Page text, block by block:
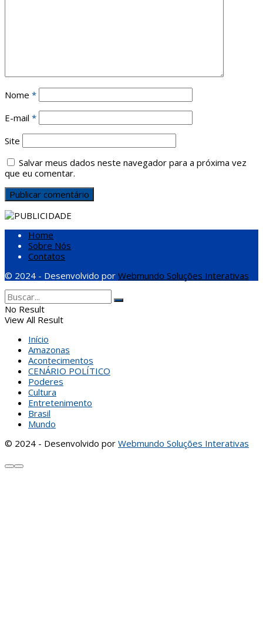
Nome *
E-mail *
Site
Salvar meus dados neste navegador para a próxima vez
que eu comentar.
Home
Sobre Nós
Contatos
© 2024 - Desenvolvido por Webmundo Soluções Interativas
No Result
View All Result
Início
Amazonas
Acontecimentos
CENÁRIO POLÍTICO
Poderes
Cultura
Entretenimento
Brasil
Mundo
© 2024 - Desenvolvido por Webmundo Soluções Interativas